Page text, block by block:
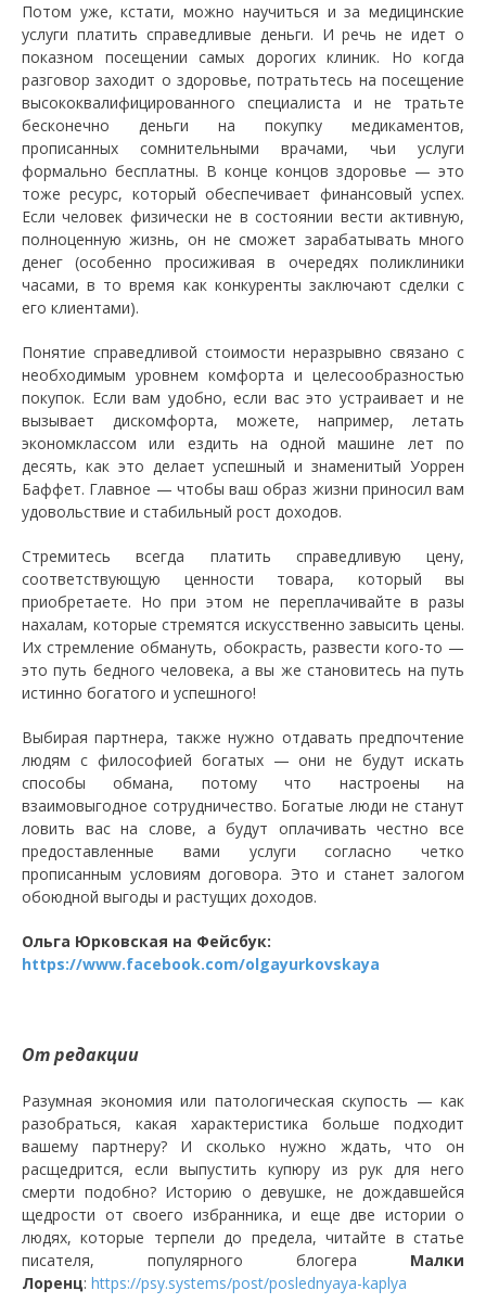
Потом уже, кстати, можно научиться и за медицинские
услуги платить справедливые деньги. И речь не идет о
показном посещении самых дорогих клиник. Но когда
разговор заходит о здоровье, потратьтесь на посещение
высококвалифицированного специалиста и не тратьте
бесконечно деньги на покупку медикаментов,
прописанных сомнительными врачами, чьи услуги
формально бесплатны. В конце концов здоровье — это
тоже ресурс, который обеспечивает финансовый успех.
Если человек физически не в состоянии вести активную,
полноценную жизнь, он не сможет зарабатывать много
денег (особенно просиживая в очередях поликлиники
часами, в то время как конкуренты заключают сделки с
его клиентами).
Понятие справедливой стоимости неразрывно связано с
необходимым уровнем комфорта и целесообразностью
покупок. Если вам удобно, если вас это устраивает и не
вызывает дискомфорта, можете, например, летать
экономклассом или ездить на одной машине лет по
десять, как это делает успешный и знаменитый Уоррен
Баффет. Главное — чтобы ваш образ жизни приносил вам
удовольствие и стабильный рост доходов.
Стремитесь всегда платить справедливую цену,
соответствующую ценности товара, который вы
приобретаете. Но при этом не переплачивайте в разы
нахалам, которые стремятся искусственно завысить цены.
Их стремление обмануть, обокрасть, развести кого-то —
это путь бедного человека, а вы же становитесь на путь
истинно богатого и успешного!
Выбирая партнера, также нужно отдавать предпочтение
людям с философией богатых — они не будут искать
способы обмана, потому что настроены на
взаимовыгодное сотрудничество. Богатые люди не станут
ловить вас на слове, а будут оплачивать честно все
предоставленные вами услуги согласно четко
прописанным условиям договора. Это и станет залогом
обоюдной выгоды и растущих доходов.
Ольга Юрковская на Фейсбук:
https://www.facebook.com/olgayurkovskaya
От редакции
Разумная экономия или патологическая скупость — как
разобраться, какая характеристика больше подходит
вашему партнеру? И сколько нужно ждать, что он
расщедрится, если выпустить купюру из рук для него
смерти подобно? Историю о девушке, не дождавшейся
щедрости от своего избранника, и еще две истории о
людях, которые терпели до предела, читайте в статье
писателя, популярного блогера Малки
Лоренц: https://psy.systems/post/poslednyaya-kaplya